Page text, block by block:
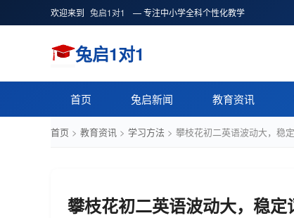
欢迎来到 兔启1对1 — 专注中小学全科个性化教学
兔启1对1
首页 兔启新闻 教育资讯
首页 > 教育资讯 > 学习方法 > 攀枝花初二英语波动大，稳
攀枝花初二英语波动大，稳